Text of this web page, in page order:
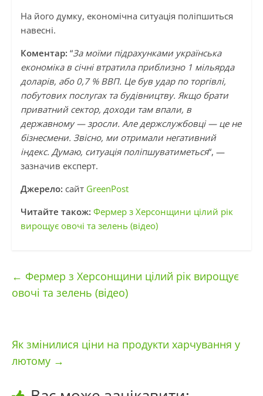
На його думку, економічна ситуація поліпшиться
навесні.
Коментар: “За моїми підрахунками українська
економіка в січні втратила приблизно 1 мільярда
доларів, або 0,7 % ВВП. Це був удар по торгівлі,
побутових послугах та будівництву. Якщо брати
приватний сектор, доходи там впали, в
державному — зросли. Але держслужбовці — це не
бізнесмени. Звісно, ми отримали негативний
індекс. Думаю, ситуація поліпшуватиметься“, —
зазначив експерт.
Джерело: сайт GreenPost
Читайте також: Фермер з Херсонщини цілий рік
вирощує овочі та зелень (відео)
← Фермер з Херсонщини цілий рік вирощує
овочі та зелень (відео)
Як змінилися ціни на продукти харчування у
лютому →